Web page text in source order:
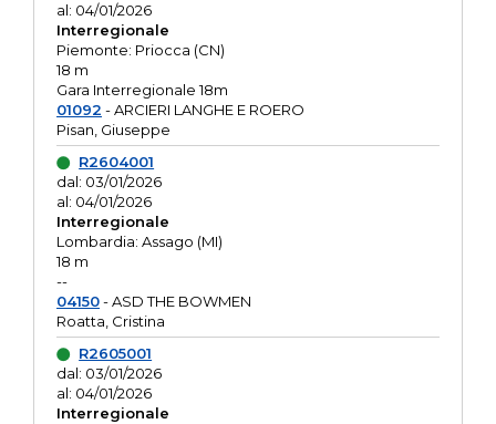
al: 04/01/2026
Interregionale
Piemonte: Priocca (CN)
18 m
Gara Interregionale 18m
01092 - ARCIERI LANGHE E ROERO
Pisan, Giuseppe
R2604001
dal: 03/01/2026
al: 04/01/2026
Interregionale
Lombardia: Assago (MI)
18 m
--
04150- ASD THE BOWMEN
Roatta, Cristina
R2605001
dal: 03/01/2026
al: 04/01/2026
Interregionale